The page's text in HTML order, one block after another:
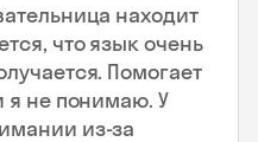
находит
что язык очень
Помогает
я не понимаю. У
из-за